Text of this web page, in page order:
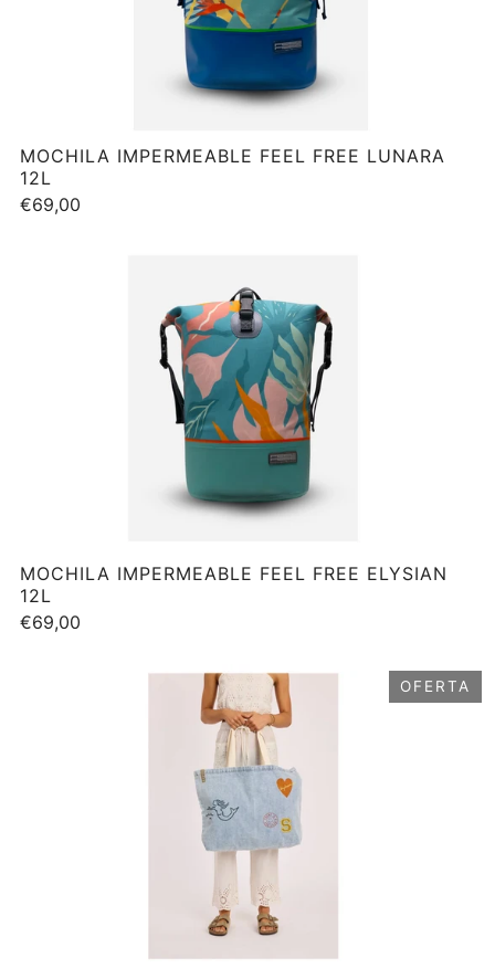
MOCHILA IMPERMEABLE FEEL FREE LUNARA
12L
€69,00
MOCHILA IMPERMEABLE FEEL FREE ELYSIAN
12L
€69,00
OFERTA